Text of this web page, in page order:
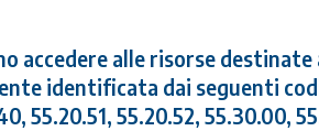
accedere alle risorse
identificata dai seguenti
55.20.51, 55.20.52, 55.30.00,